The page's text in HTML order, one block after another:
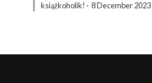
książkoholik! · 8 December 2023